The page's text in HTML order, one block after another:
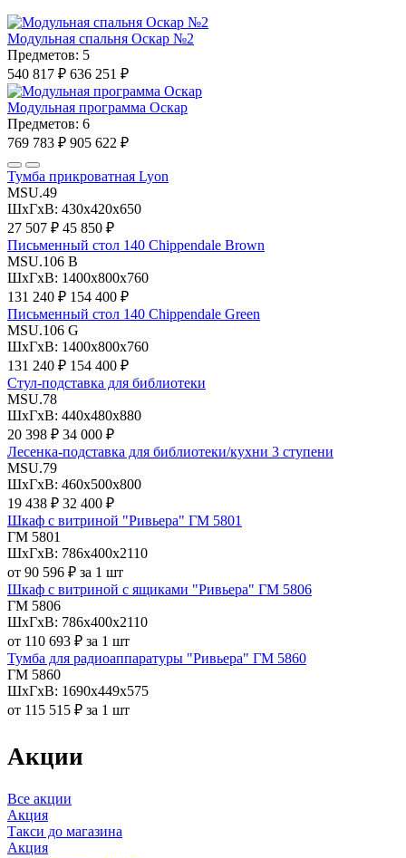
Модульная спальня Оскар №2
Предметов: 5
540 817 ₽ 636 251 ₽
Модульная программа Оскар
Предметов: 6
769 783 ₽ 905 622 ₽
Тумба прикроватная Lyon
MSU.49
ШхГхВ: 430х420х650
27 507 ₽ 45 850 ₽
Письменный стол 140 Chippendale Brown
MSU.106 B
ШхГхВ: 1400х800х760
131 240 ₽ 154 400 ₽
Письменный стол 140 Chippendale Green
MSU.106 G
ШхГхВ: 1400х800х760
131 240 ₽ 154 400 ₽
Стул-подставка для библиотеки
MSU.78
ШхГхВ: 440х480х880
20 398 ₽ 34 000 ₽
Лесенка-подставка для библиотеки/кухни 3 ступени
MSU.79
ШхГхВ: 460х500х800
19 438 ₽ 32 400 ₽
Шкаф с витриной "Ривьера" ГМ 5801
ГМ 5801
ШхГхВ: 786х400х2110
от 90 596 ₽ за 1 шт
Шкаф с витриной с ящиками "Ривьера" ГМ 5806
ГМ 5806
ШхГхВ: 786х400х2110
от 110 693 ₽ за 1 шт
Тумба для радиоаппаратуры "Ривьера" ГМ 5860
ГМ 5860
ШхГхВ: 1690х449х575
от 115 515 ₽ за 1 шт
Акции
Все акции
Акция
Такси до магазина
Акция